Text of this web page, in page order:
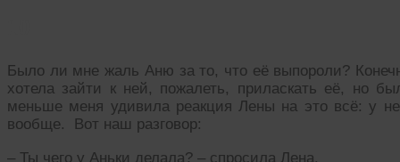
Было ли мне жаль Аню за то, что её выпороли?
хотела зайти к ней, пожалеть, приласкать её, но
меньше меня удивила реакция Лены на это всё: у
вообще. Вот наш разговор:
– Ты чего у Аньки делала? – спросила Лена.